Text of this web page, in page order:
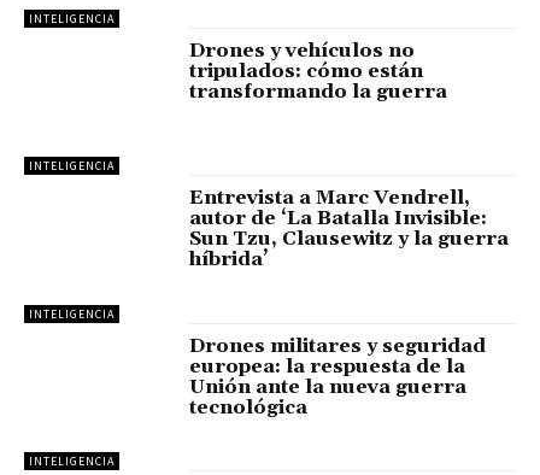
INTELIGENCIA
INTELIGENCIA
Drones y vehículos no
tripulados: cómo están
transformando la guerra
INTELIGENCIA
Entrevista a Marc Vendrell,
autor de ‘La Batalla Invisible:
Sun Tzu, Clausewitz y la guerra
híbrida’
INTELIGENCIA
Drones militares y seguridad
europea: la respuesta de la
Unión ante la nueva guerra
tecnológica